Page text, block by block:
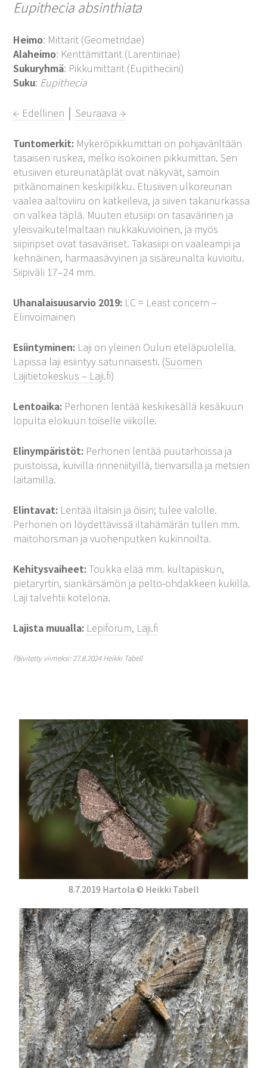
Eupithecia absinthiata
Heimo: Mittarit (Geometridae)
Alaheimo: Kenttämittarit (Larentiinae)
Sukuryhmä: Pikkumittarit (Eupitheciini)
Suku: Eupithecia
← Edellinen │Seuraava →
Tuntomerkit: Mykeröpikkumittari on pohjaväriltään
tasaisen ruskea, melko isokoinen pikkumittari. Sen
etusiiven etureunatäplät ovat näkyvät, samoin
pitkänomainen keskipilkku. Etusiiven ulkoreunan
vaalea aaltoviiru on katkeileva, ja siiven takanurkassa
on valkea täplä. Muuten etusiipi on tasavärinen ja
yleisvaikutelmaltaan niukkakuvioinen, ja myös
siipiripset ovat tasaväriset. Takasiipi on vaaleampi ja
kehnäinen, harmaasävyinen ja sisäreunalta kuvioitu.
Siipiväli 17–24 mm.
Uhanalaisuusarvio 2019: LC = Least concern –
Elinvoimainen
Esiintyminen: Laji on yleinen Oulun eteläpuolella.
Lapissa laji esiintyy satunnaisesti. (Suomen
Lajitietokeskus – Laji.fi)
Lentoaika: Perhonen lentää keskikesällä kesäkuun
lopulta elokuun toiselle viikolle.
Elinympäristöt: Perhonen lentää puutarhoissa ja
puistoissa, kuivilla rinneniityillä, tienvarsilla ja metsien
laitamilla.
Elintavat: Lentää iltaisin ja öisin; tulee valolle.
Perhonen on löydettävissä iltahämärän tullen mm.
maitohorsman ja vuohenputken kukinnoilta.
Kehitysvaiheet:Toukka elää mm. kultapiiskun,
pietaryrtin, siankärsämön ja pelto-ohdakkeen kukilla.
Laji talvehtii kotelona.
Lajista muualla: Lepiforum, Laji.fi
Päivitetty viimeksi: 27.8.2024 Heikki Tabell
8.7.2019 Hartola © Heikki Tabell